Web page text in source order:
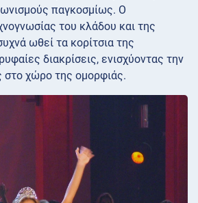
παγκοσμίως. Ο
του κλάδου και της
ωθεί τα κορίτσια της
διακρίσεις, ενισχύοντας την
στο χώρο της ομορφιάς.